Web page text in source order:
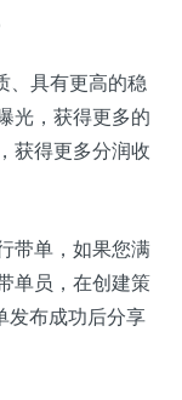
、具有更高的稳
光，获得更多的
获得更多分润收
带单，如果您满
单员，在创建策
发布成功后分享